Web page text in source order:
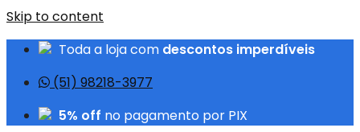
Skip to content
Toda a loja com descontos imperdíveis
(51) 98218-3977
5% off no pagamento por PIX